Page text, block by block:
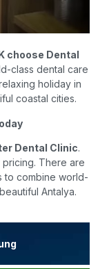
choose Dental
class dental care
holiday in
coastal cities.
Dental Clinic.
pricing. There are
to combine world-
Antalya.